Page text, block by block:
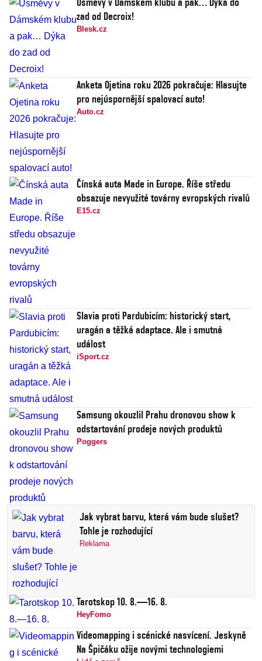
zad od Decroix!
Blesk.cz
Anketa Ojetina roku 2026 pokračuje: Hlasujte
pro nejúspornější spalovací auto!
Auto.cz
Čínská auta Made in Europe. Říše středu
obsazuje nevyužité továrny evropských rivalů
E15.cz
Slavia proti Pardubicím: historický start,
uragán a těžká adaptace. Ale i smutná
událost
iSport.cz
Samsung okouzlil Prahu dronovou show k
odstartování prodeje nových produktů
Poggers
Jak vybrat barvu, která vám bude slušet?
Tohle je rozhodující
Reklama
Tarotskop 10. 8.—16. 8.
HeyFomo
Videomapping i scénické nasvícení. Jeskyně
Na Špičáku ožije novými technologiemi